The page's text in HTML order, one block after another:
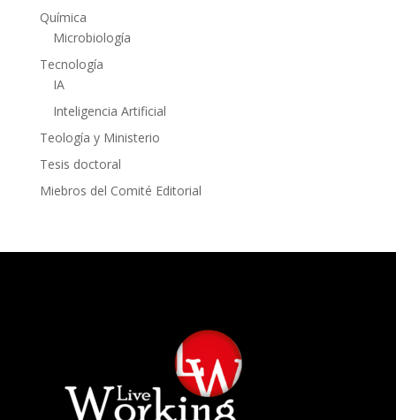
Química
Microbiología
Tecnología
IA
Inteligencia Artificial
Teología y Ministerio
Tesis doctoral
Miebros del Comité Editorial